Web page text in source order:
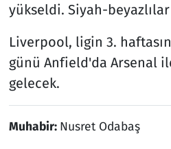
yükseldi. Siyah-
Liverpool, ligin 3.
günü Anfield'da Arsenal
gelecek.
Muhabir: Nusret Odabaş